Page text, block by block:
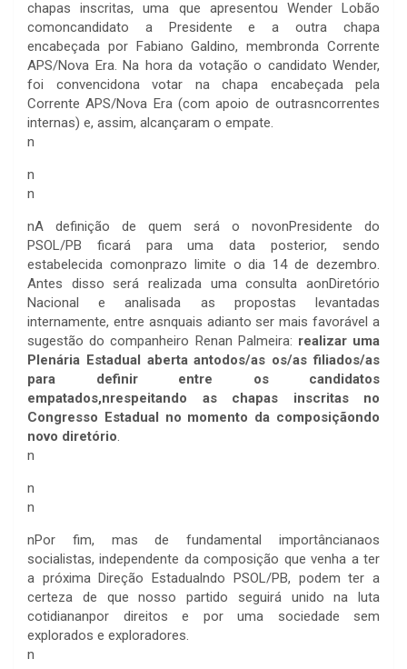
chapas inscritas, uma que apresentou Wender Lobão
comoncandidato a Presidente e a outra chapa
encabeçada por Fabiano Galdino, membronda Corrente
APS/Nova Era. Na hora da votação o candidato Wender,
foi convencidona votar na chapa encabeçada pela
Corrente APS/Nova Era (com apoio de outrasncorrentes
internas) e, assim, alcançaram o empate.
n
n
n
nA definição de quem será o novonPresidente do
PSOL/PB ficará para uma data posterior, sendo
estabelecida comonprazo limite o dia 14 de dezembro.
Antes disso será realizada uma consulta aonDiretório
Nacional e analisada as propostas levantadas
internamente, entre asnquais adianto ser mais favorável a
sugestão do companheiro Renan Palmeira: realizar uma
Plenária Estadual aberta antodos/as os/as filiados/as
para definir entre os candidatos
empatados,nrespeitando as chapas inscritas no
Congresso Estadual no momento da composiçãondo
novo diretório.
n
n
n
nPor fim, mas de fundamental importâncianaos
socialistas, independente da composição que venha a ter
a próxima Direção Estadualndo PSOL/PB, podem ter a
certeza de que nosso partido seguirá unido na luta
cotidiananpor direitos e por uma sociedade sem
explorados e exploradores.
n